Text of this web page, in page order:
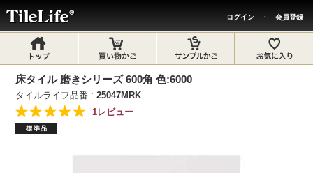
ログイン ・ 会員登録
床タイル 磨きシリーズ 600角 色:6000
タイルライフ品番 :25047MRK
1レビュー
標準品